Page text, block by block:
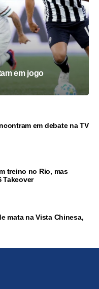
em jogo
em debate na TV
treino no Rio, mas
Takeover
mata na Vista Chinesa,